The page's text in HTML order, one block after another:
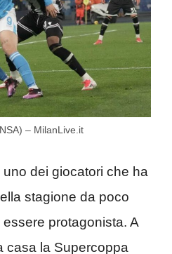
– MilanLive.it
dei giocatori che ha
stagione da poco
protagonista. A
casa la Supercoppa